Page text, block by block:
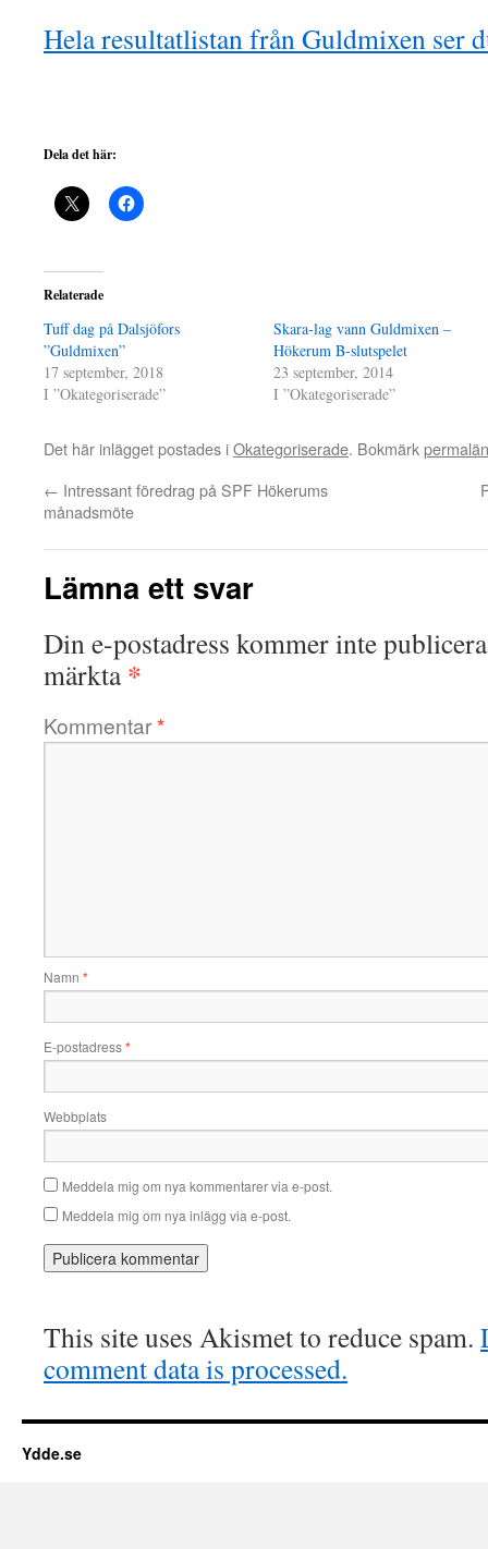
Hela resultatlistan från Guldmixen ser
Dela det här:
Relaterade
Tuff dag på Dalsjöfors
”Guldmixen”
17 september, 2018
I ”Okategoriserade”
Skara-lag vann Guldmixen –
Hökerum B-slutspelet
23 september, 2014
I ”Okategoriserade”
Det här inlägget postades iOkategoriserade. Bokmärk
← Intressant föredrag på SPF Hökerums
månadsmöte
Lämna ett svar
Din e-postadress kommer inte
märkta*
Kommentar*
Namn *
E-postadress*
Webbplats
Meddela mig om nya kommentarer via e-post.
Meddela mig om nya inlägg via e-post.
This site uses Akismet to reduce spam.
comment data is processed.
Ydde.se